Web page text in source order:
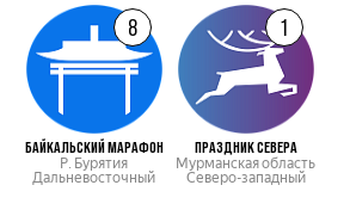
8
БАЙКАЛЬСКИЙ МАРАФОН
Р. Бурятия
Дальневосточный
1
ПРАЗДНИК СЕВЕРА
Мурманская область
Северо-западный